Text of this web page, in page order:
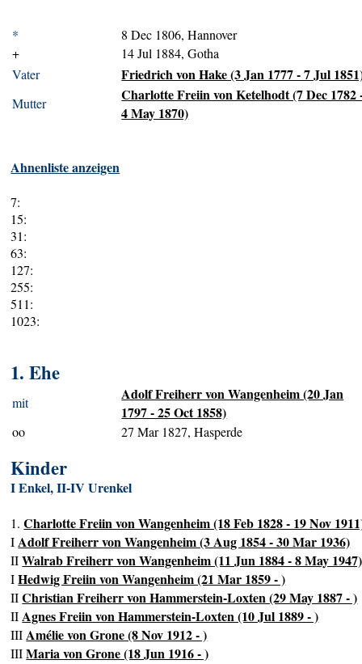
*
8 Dec 1806, Hannover
+
14 Jul 1884, Gotha
Vater
Friedrich von Hake (3 Jan 1777 - 7 Jul
Mutter
Charlotte Freiin von Ketelhodt (7 Dec 1782
4 May 1870)
Ahnenliste anzeigen
7:
15:
31:
63:
127:
255:
511:
1023:
1. Ehe
mit
Adolf Freiherr von Wangenheim (20 Jan
1797 - 25 Oct 1858)
oo 27 Mar 1827, Hasperde
Kinder
I Enkel, II-IV Urenkel
1.Charlotte Freiin von Wangenheim (18 Feb 1828 - 19 Nov
IAdolf Freiherr von Wangenheim (3 Aug 1854 - 30 Mar 1936)
IIWalrab Freiherr von Wangenheim (11 Jun 1884 - 8 May 1947)
IHedwig Freiin von Wangenheim (21 Mar 1859 - )
IIChristian Freiherr von Hammerstein-Loxten (29 May 1887 - )
IIAgnes Freiin von Hammerstein-Loxten (10 Jul 1889 - )
IIIAmélie von Grone (8 Nov 1912 - )
IIIMaria von Grone (18 Jun 1916 - )